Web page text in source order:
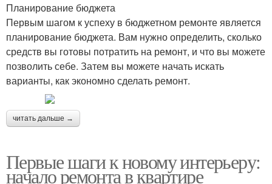
Планирование бюджета
Первым шагом к успеху в бюджетном ремонте является
планирование бюджета. Вам нужно определить, сколько
средств вы готовы потратить на ремонт, и что вы можете
позволить себе. Затем вы можете начать искать
варианты, как экономно сделать ремонт.
читать дальше →
Первые шаги к новому интерьеру:
начало ремонта в квартире